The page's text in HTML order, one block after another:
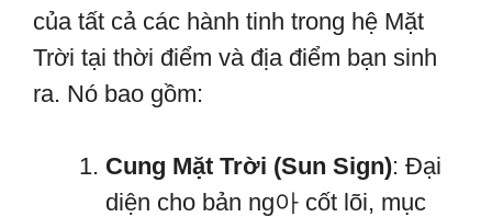
của tất cả các hành tinh trong hệ Mặt
Trời tại thời điểm và địa điểm bạn sinh
ra. Nó bao gồm:
Cung Mặt Trời (Sun Sign): Đại
diện cho bản ng아 cốt lõi, mục